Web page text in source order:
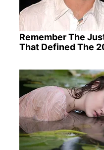
Remember The
That Defined The